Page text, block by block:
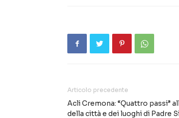
Articolo precedente
Acli Cremona: “Quattro passi”
della città e dei luoghi di Padre